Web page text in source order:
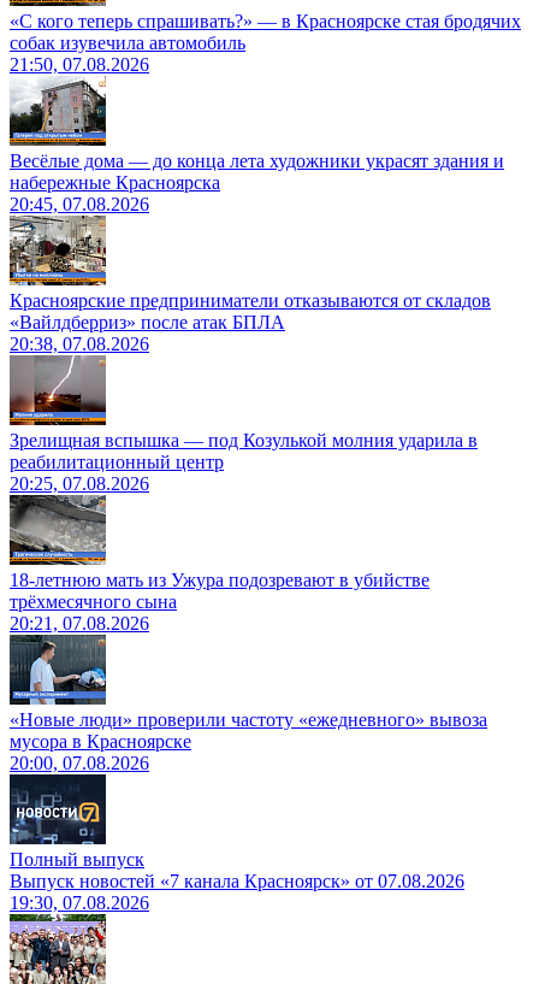
«С кого теперь спрашивать?» — в Красноярске стая бродячих
собак изувечила автомобиль
21:50, 07.08.2026
Весёлые дома — до конца лета художники украсят здания и
набережные Красноярска
20:45, 07.08.2026
Красноярские предприниматели отказываются от складов
«Вайлдберриз» после атак БПЛА
20:38, 07.08.2026
Зрелищная вспышка — под Козулькой молния ударила в
реабилитационный центр
20:25, 07.08.2026
18-летнюю мать из Ужура подозревают в убийстве
трёхмесячного сына
20:21, 07.08.2026
«Новые люди» проверили частоту «ежедневного» вывоза
мусора в Красноярске
20:00, 07.08.2026
Полный выпуск
Выпуск новостей «7 канала Красноярск» от 07.08.2026
19:30, 07.08.2026